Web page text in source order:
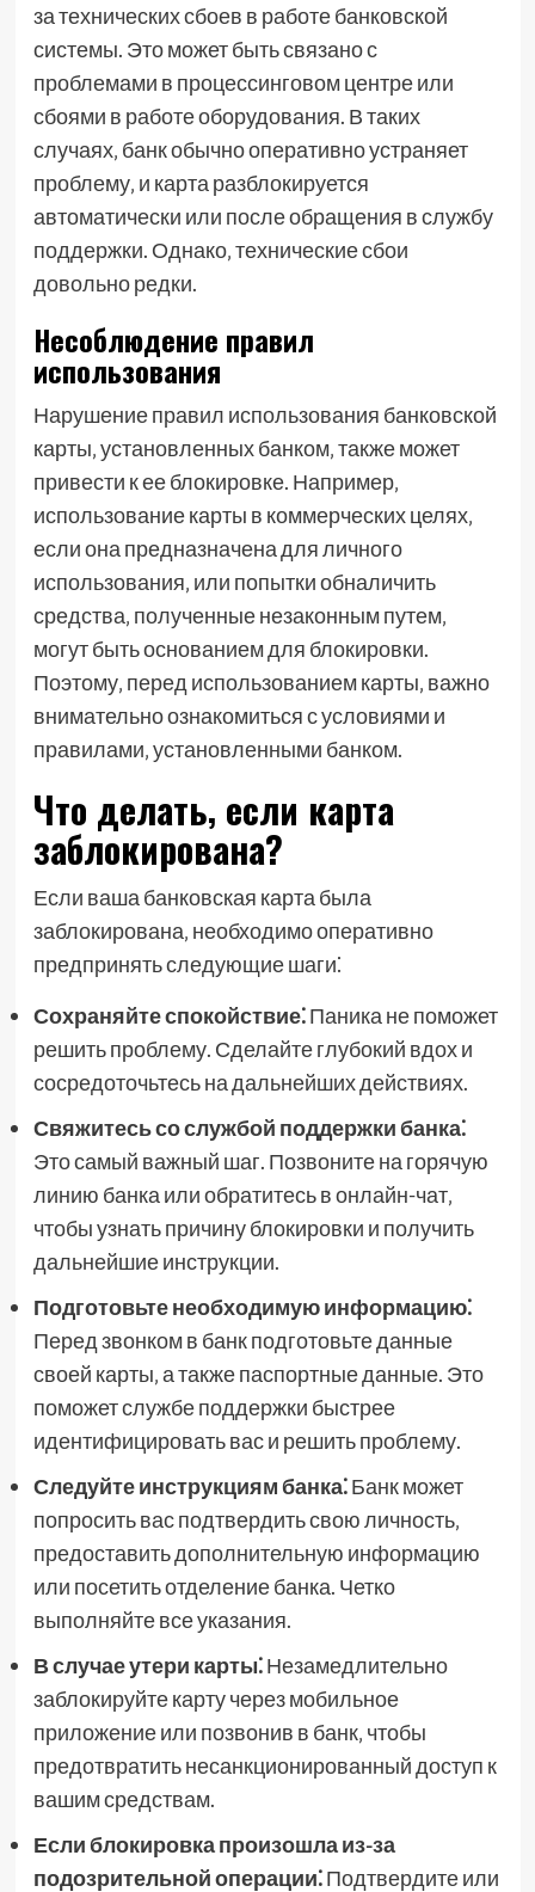
за технических сбоев в работе банковской
системы. Это может быть связано с
проблемами в процессинговом центре или
сбоями в работе оборудования. В таких
случаях‚ банк обычно оперативно устраняет
проблему‚ и карта разблокируется
автоматически или после обращения в службу
поддержки. Однако‚ технические сбои
довольно редки.
Несоблюдение правил
использования
Нарушение правил использования банковской
карты‚ установленных банком‚ также может
привести к ее блокировке. Например‚
использование карты в коммерческих целях‚
если она предназначена для личного
использования‚ или попытки обналичить
средства‚ полученные незаконным путем‚
могут быть основанием для блокировки.
Поэтому‚ перед использованием карты‚ важно
внимательно ознакомиться с условиями и
правилами‚ установленными банком.
Что делать‚ если карта
заблокирована?
Если ваша банковская карта была
заблокирована‚ необходимо оперативно
предпринять следующие шаги⁚
Сохраняйте спокойствие⁚Паника не поможет
решить проблему. Сделайте глубокий вдох и
сосредоточьтесь на дальнейших действиях.
Свяжитесь со службой поддержки банка⁚
Это самый важный шаг. Позвоните на горячую
линию банка или обратитесь в онлайн-чат‚
чтобы узнать причину блокировки и получить
дальнейшие инструкции.
Подготовьте необходимую информацию⁚
Перед звонком в банк подготовьте данные
своей карты‚ а также паспортные данные. Это
поможет службе поддержки быстрее
идентифицировать вас и решить проблему.
Следуйте инструкциям банка⁚Банк может
попросить вас подтвердить свою личность‚
предоставить дополнительную информацию
или посетить отделение банка. Четко
выполняйте все указания.
В случае утери карты⁚Незамедлительно
заблокируйте карту через мобильное
приложение или позвонив в банк‚ чтобы
предотвратить несанкционированный доступ к
вашим средствам.
Если блокировка произошла из-за
подозрительной операции⁚Подтвердите или